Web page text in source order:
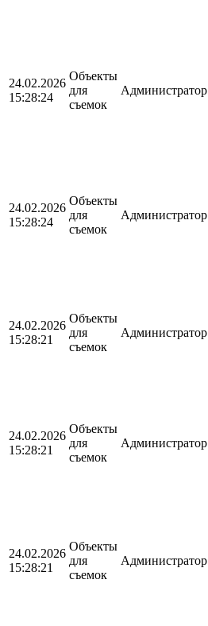
24.02.2026
15:28:24
Объекты
для
съемок
Администратор
24.02.2026
15:28:24
Объекты
для
съемок
Администратор
24.02.2026
15:28:21
Объекты
для
съемок
Администратор
24.02.2026
15:28:21
Объекты
для
съемок
Администратор
24.02.2026
15:28:21
Объекты
для
съемок
Администратор